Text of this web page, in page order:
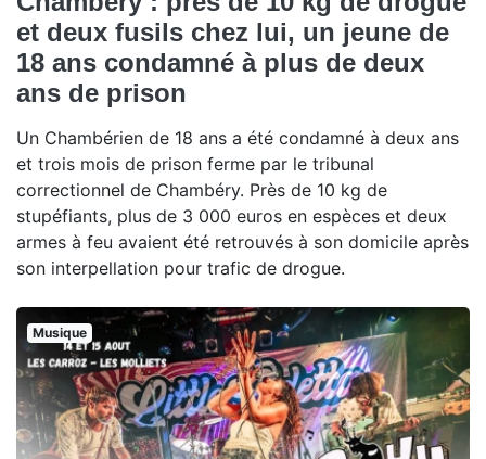
et deux fusils chez lui, un jeune de
18 ans condamné à plus de deux
ans de prison
Un Chambérien de 18 ans a été condamné à deux ans
et trois mois de prison ferme par le tribunal
correctionnel de Chambéry. Près de 10 kg de
stupéfiants, plus de 3 000 euros en espèces et deux
armes à feu avaient été retrouvés à son domicile après
son interpellation pour trafic de drogue.
Musique